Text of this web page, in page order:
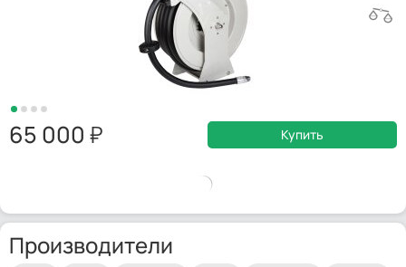
65 000 Купить
Производители